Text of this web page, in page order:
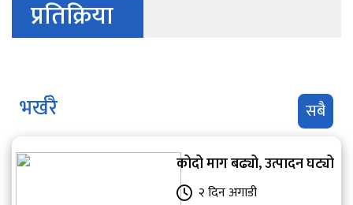
प्रतिक्रिया
भर्खरै सबै
कोदो माग बढ्यो, उत्पादन घट्यो
२ दिन अगाडी